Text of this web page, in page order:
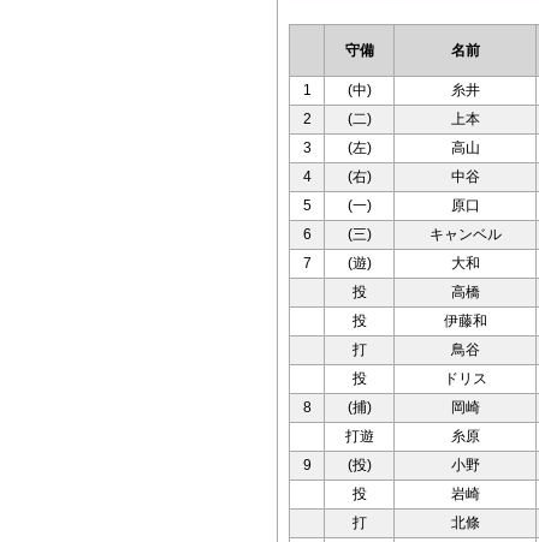
守備 名前
1 (中)
糸井
2
(二)
上本
3
(左)
高山
4
(右)
中谷
5
(一)
原口
6
(三)
キャンベル
7
(遊)
大和
投
高橋
投
伊藤和
打
鳥谷
投
ドリス
8
(捕)
岡崎
打遊
糸原
9
(投)
小野
投
岩崎
打
北條